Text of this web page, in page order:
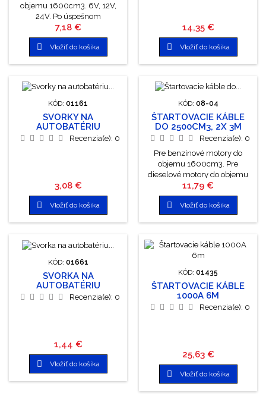
objemu 1600cm3. 6V, 12V,
24V. Po úspešnom
naštartovaní odpojte najprv
čierne svorky, až potom
červené.
Cena
7,18 €
 Vložiť do košíka
Cena
14,35 €
 Vložiť do košíka
KÓD: 01161
SVORKY NA
AUTOBATÉRIU
MOSADZNÉ 600AMP 2KS
Recenzia(e): 0
Cena
3,08 €
 Vložiť do košíka
KÓD: 08-04
ŠTARTOVACIE KÁBLE
DO 2500CM3, 2X 3M
Recenzia(e): 0
Pre benzínové motory do
objemu 1600cm3. Pre
dieselové motory do objemu
1800cm3. 6V, 12V, 24V. Po
úspešnom naštartovaní
odpojte najprv čierne svorky,
až potom červené.
Cena
11,79 €
 Vložiť do košíka
KÓD: 01661
SVORKA NA
AUTOBATÉRIU
MOSADZNÁ 600AMP
Recenzia(e): 0
Cena
1,44 €
 Vložiť do košíka
KÓD: 01435
ŠTARTOVACIE KÁBLE
1000A 6M
Recenzia(e): 0
Cena
25,63 €
 Vložiť do košíka